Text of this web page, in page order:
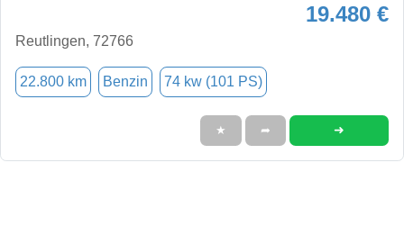
19.480 €
Reutlingen, 72766
22.800 km Benzin 74 kw (101 PS)
★ ➦ ➜